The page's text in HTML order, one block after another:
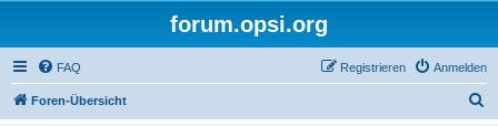
forum.opsi.org
FAQ Anmelden
Registrieren
Foren-Übersicht